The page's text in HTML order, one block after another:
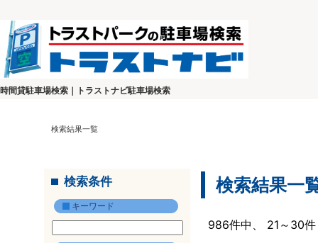
時間貸駐車場検索｜トラストナビ駐車場検索
検索結果一覧
検索条件
キーワード
検索結果一
986件中、 21～30